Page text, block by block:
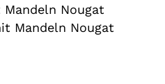
Nougat
Mandeln Nougat